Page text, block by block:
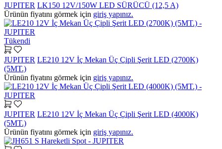
JUPITER LK150 12V/150W LED SÜRÜCÜ (12,5 A)
Ürünün fiyatını görmek için giriş yapınız.
Tükendi
JUPITER LE210 12V İç Mekan Üç Çipli Şerit LED (2700K)
(5MT.)
Ürünün fiyatını görmek için giriş yapınız.
JUPITER LE210 12V İç Mekan Üç Çipli Şerit LED (4000K)
(5MT.)
Ürünün fiyatını görmek için giriş yapınız.